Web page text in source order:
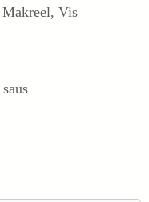
Makreel, Vis